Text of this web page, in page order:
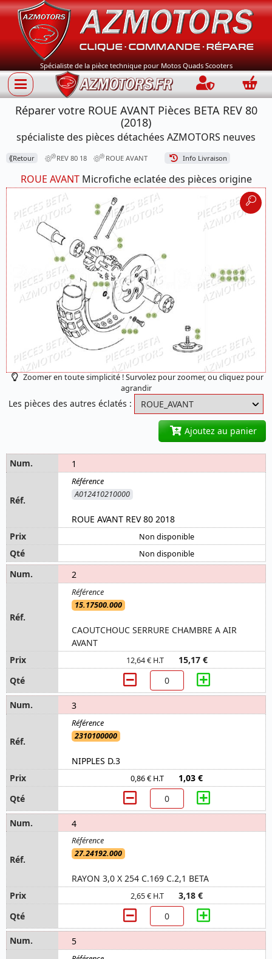
Spécialiste de la pièce technique pour Motos Quads Scooters
Connection
Réparer votre ROUE AVANT Pièces BETA REV 80
(2018)
spécialiste des pièces détachées AZMOTORS neuves
⟪Retour REV 80 18 ROUE AVANT Info Livraison
ROUE AVANTMicrofiche eclatée des pièces origine
Zoomer en toute simplicité ! Survolez pour zoomer, ou cliquez pour
agrandir
Les pièces des autres éclatés :
Ajoutez au panier
1
A012410210000
ROUE AVANT REV 80 2018
Non disponible
Non disponible
2
15.17500.000
CAOUTCHOUC SERRURE CHAMBRE A AIR
AVANT
12,64 € H.T 15,17 €
3
2310100000
NIPPLES D.3
0,86 € H.T 1,03 €
4
27.24192.000
RAYON 3,0 X 254 C.169 C.2,1 BETA
2,65 € H.T 3,18 €
5